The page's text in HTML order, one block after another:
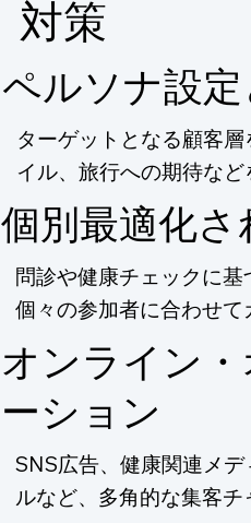
​対策
ペルソナ設
ターゲットとなる顧客
イル、旅行への期待など
個別最適化
問診や健康チェックに
個々の参加者に合わせて
オンライン
ーション
SNS広告、健康関連メ
ルなど、多角的な集客チ